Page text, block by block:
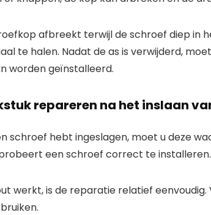
afbreekt terwijl de schroef diep in
te halen. Nadat de as is verwijderd,
worden geïnstalleerd.
repareren na het inslaan
schroef hebt ingeslagen, moet u deze
een schroef correct te installeren.
werkt, is de reparatie relatief